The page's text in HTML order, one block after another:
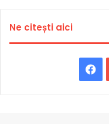
Ne citești aici